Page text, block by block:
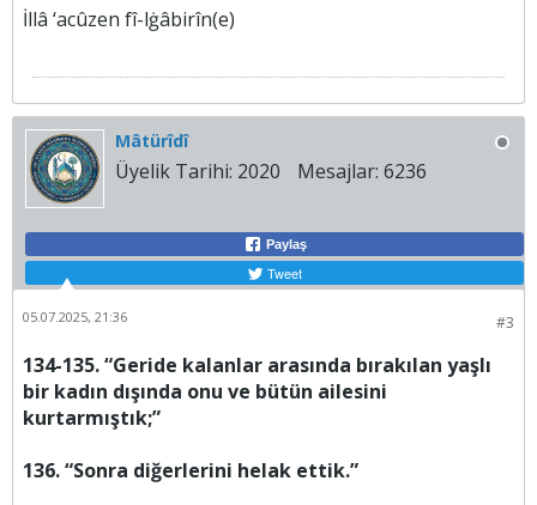
İllâ ‘acûzen fî-lġâbirîn(e)
Mâtürîdî
Üyelik Tarihi: 2020 Mesajlar: 6236
Paylaş
Tweet
#3
05.07.2025, 21:36
134-135. “Geride kalanlar arasında bırakılan yaşlı
bir kadın dışında onu ve bütün ailesini
kurtarmıştık;”
136. “Sonra diğerlerini helak ettik.”